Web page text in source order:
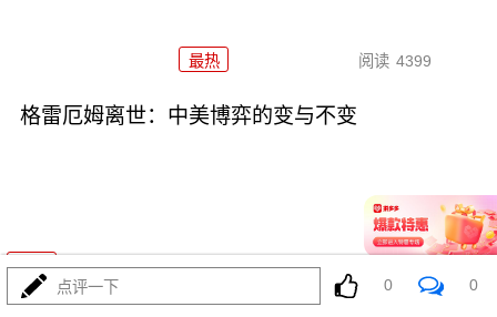
最热 阅读 4399
格雷厄姆离世：中美博弈的变与不变
最热 阅读 6484
点评一下 0 0